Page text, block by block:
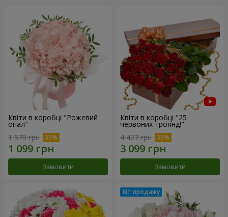
Квіти в коробці "Рожевий
опал"
1 570 грн
Замовити
Квіти в коробці "25
червоних троянд!"
4 427 грн
Замовити